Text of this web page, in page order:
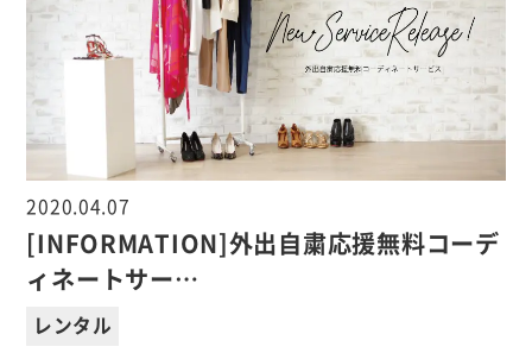
2020.04.07
[INFORMATION]外出自粛応援無料コーデ
ィネートサー…
レンタル